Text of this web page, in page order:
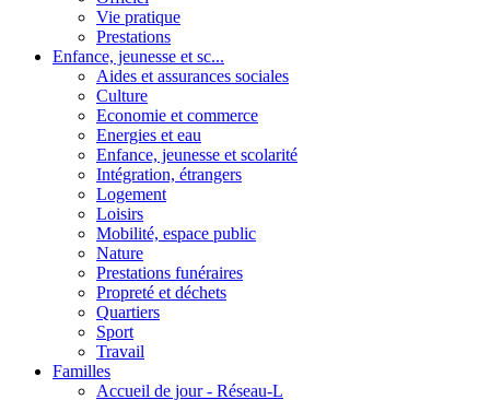
Vie pratique
Prestations
Enfance, jeunesse et sc...
Aides et assurances sociales
Culture
Economie et commerce
Energies et eau
Enfance, jeunesse et scolarité
Intégration, étrangers
Logement
Loisirs
Mobilité, espace public
Nature
Prestations funéraires
Propreté et déchets
Quartiers
Sport
Travail
Familles
Accueil de jour - Réseau-L